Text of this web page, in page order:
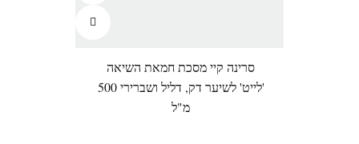
סרינה קיי מסכת חמאת השיאה
'לייט' לשיער דק, דליל ושברירי 500
מ"ל